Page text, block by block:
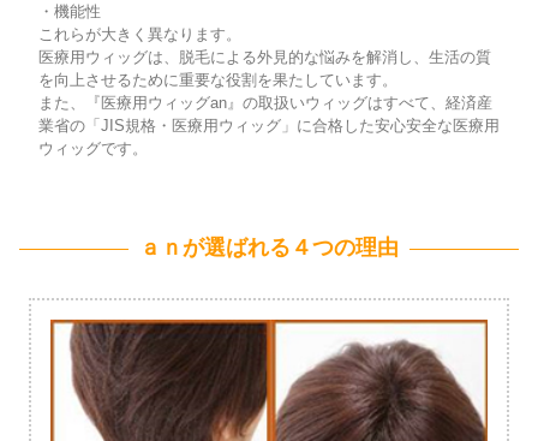
・機能性
これらが大きく異なります。
医療用ウィッグは、脱毛による外見的な悩みを解消し、生活の質
を向上させるために重要な役割を果たしています。
また、『医療用ウィッグan』の取扱いウィッグはすべて、経済産
業省の「JIS規格・医療用ウィッグ」に合格した安心安全な医療用
ウィッグです。
ａｎが選ばれる４つの理由